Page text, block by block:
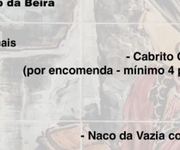
Seg.
GNR de Viseu deteve jovem
de 18 anos por fogo posto
que confessou o crime